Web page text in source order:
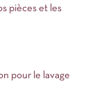
pièces et les
pour le lavage